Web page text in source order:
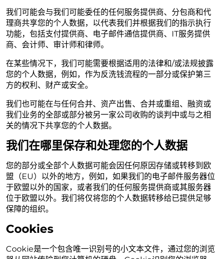
我们可能会与我们可能委任的任何服务提供商、分包商和代
理商共享您的个人数据，以代表我们并根据我们的指示执行
功能，包括支付提供商、电子邮件通信提供商、IT服务提供
商、会计师、审计师和律师。
在某些情况下，我们可能需要根据适用的法律和/或法规披露
您的个人数据，例如，作为反洗钱流程的一部分或保护第三
方的权利、财产或安全。
我们也可能在与任何合并、资产出售、合并或重组、融资或
我们业务的全部或部分被另一家公司收购的谈判中或与之相
关的情况下共享您的个人数据。
我们在哪里保存和处理您的个人数据
您的部分或全部个人数据可能会因任何原因存储或转移到欧
盟（EU）以外的地方，例如，如果我们的电子邮件服务器位
于欧盟以外的国家，或者我们的任何服务提供商或其服务器
位于欧盟以外。我们将仅将您的个人数据转移给已提供足够
保障的组织。
Cookies
Cookie是一个包含唯一识别号的小文本文件，通过您的浏览